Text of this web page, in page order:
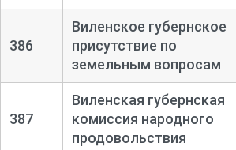
386
Виленское губернское
присутствие по
земельным вопросам
387
Виленская губернская
комиссия народного
продовольствия